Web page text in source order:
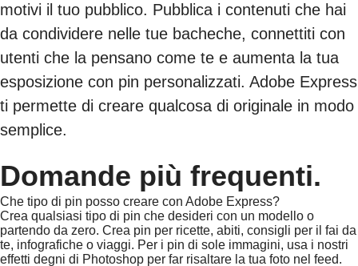
motivi il tuo pubblico. Pubblica i contenuti che hai
da condividere nelle tue bacheche, connettiti con
utenti che la pensano come te e aumenta la tua
esposizione con pin personalizzati. Adobe Express
ti permette di creare qualcosa di originale in modo
semplice.
Domande più frequenti.
Che tipo di pin posso creare con Adobe Express?
Crea qualsiasi tipo di pin che desideri con un modello o
partendo da zero. Crea pin per ricette, abiti, consigli per il fai da
te, infografiche o viaggi. Per i pin di sole immagini, usa i nostri
effetti degni di Photoshop per far risaltare la tua foto nel feed.